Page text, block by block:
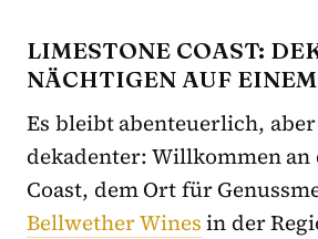
LIMESTONE COAST:
NÄCHTIGEN AUF
Es bleibt abenteuerlich,
dekadenter: Willkommen an
Coast, dem Ort für
Bellwether Winesin der